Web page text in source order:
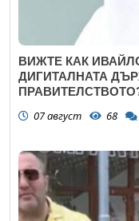
ВИЖТЕ КАК
ДИГИТАЛНАТА
07 август 68